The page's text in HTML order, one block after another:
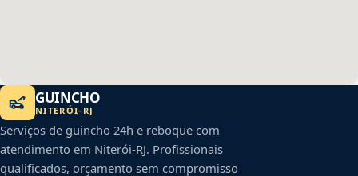
GUINCHO
NITERÓI- RJ
Serviços de guincho 24h e reboque com
atendimento em Niterói-RJ. Profissionais
qualificados, orçamento sem compromisso